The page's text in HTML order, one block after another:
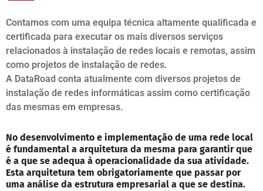
Contamos com uma equipa técnica altamente qualificada e
certificada para executar os mais diversos serviços
relacionados à instalação de redes locais e remotas, assim
como projetos de instalação de redes.
A DataRoad conta atualmente com diversos projetos de
instalação de redes informáticas assim como certificação
das mesmas em empresas.
No desenvolvimento e implementação de uma rede local
é fundamental a arquitetura da mesma para garantir que
é a que se adequa à operacionalidade da sua atividade.
Esta arquitetura tem obrigatoriamente que passar por
uma análise da estrutura empresarial a que se destina.